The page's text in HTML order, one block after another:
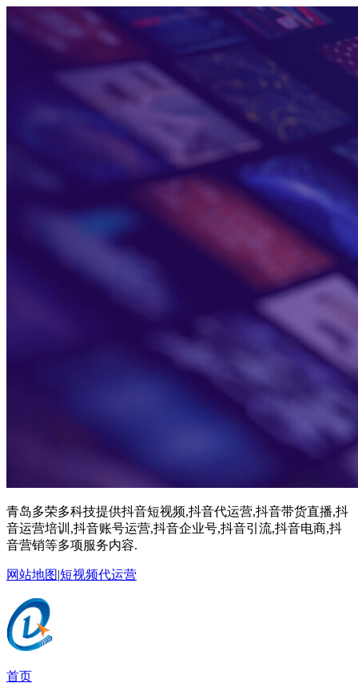
青岛多荣多科技提供抖音短视频,抖音代运营,抖音带货直播,抖
音运营培训,抖音账号运营,抖音企业号,抖音引流,抖音电商,抖
音营销等多项服务内容.
网站地图|短视频代运营
首页